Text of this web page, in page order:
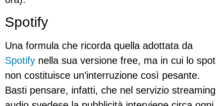
Spotify
Una formula che ricorda quella adottata da
Spotify nella sua versione free, ma in cui lo spot
non costituisce un’interruzione così pesante.
Basti pensare, infatti, che nel servizio streaming